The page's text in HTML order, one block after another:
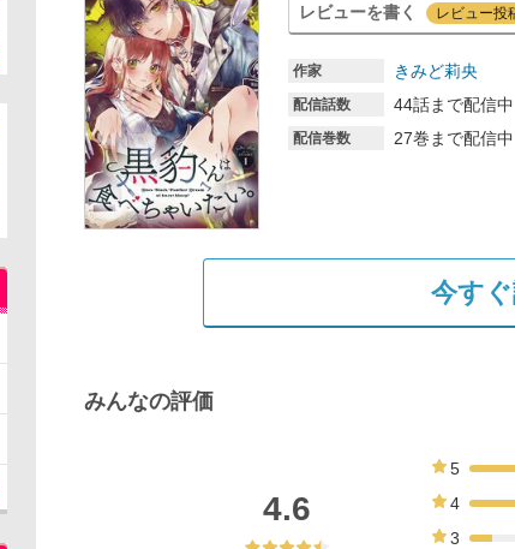
レビューを書く レビュー投
作家 きみど莉央
配信話数 44話まで配信中
配信巻数 27巻まで配信中
今す
みんなの評価
4.6
5
4
3